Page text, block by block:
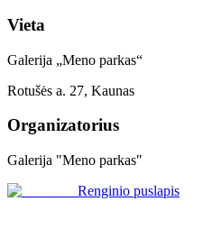
Vieta
Galerija „Meno parkas“
Rotušės a. 27, Kaunas
Organizatorius
Galerija "Meno parkas"
Renginio puslapis